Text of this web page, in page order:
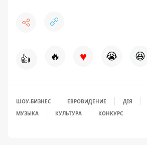
👍 🔥 ♥ 😭 😆
ШОУ-БИЗНЕС ЕВРОВИДЕНИЕ ДІЯ
МУЗЫКА
КУЛЬТУРА КОНКУРС